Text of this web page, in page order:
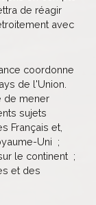
de réagir
avec
coordonne
de l'Union.
de mener
sujets
Français et,
Uni ;
le continent ;
et des